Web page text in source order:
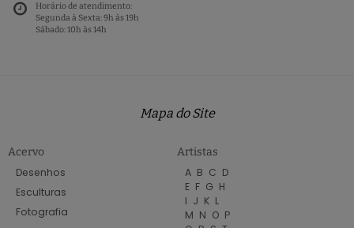
Horário de atendimento:
Segunda à Sexta: 9h às 19h
Sábado: 10h às 14h
Mapa do Site
Acervo
Desenhos
Esculturas
Fotografia
Artistas
A B C D
E F G H
I J K L
M N O P